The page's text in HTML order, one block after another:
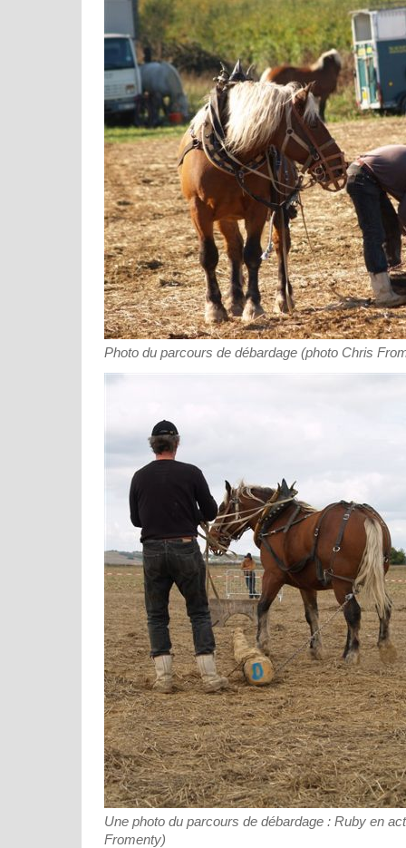
Photo du parcours de débardage (photo Chris
Une photo du parcours de débardage : Ruby en
Fromenty)